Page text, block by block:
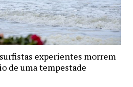
experientes morrem
de uma tempestade